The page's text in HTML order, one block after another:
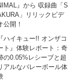
』から 収録曲「S
」リリックビデ
公開！
『ハイキュー!! オンザコ
ト』体験レポート：奇
の0.05%レシーブと超
アルなバレーボール体